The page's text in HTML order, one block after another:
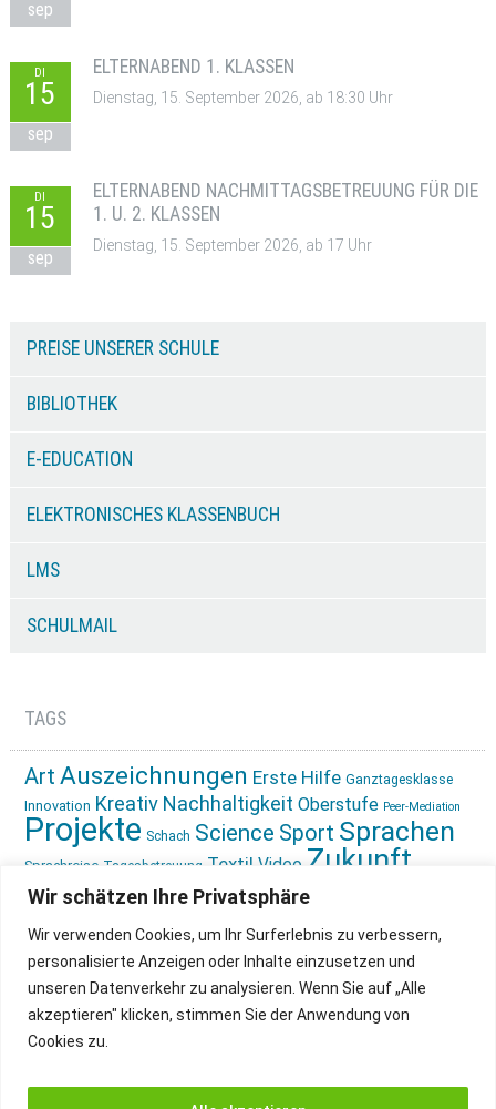
Wir schätzen Ihre Privatsphäre
Wir verwenden Cookies, um Ihr Surferlebnis zu verbessern,
personalisierte Anzeigen oder Inhalte einzusetzen und
unseren Datenverkehr zu analysieren. Wenn Sie auf „Alle
akzeptieren" klicken, stimmen Sie der Anwendung von
Cookies zu.
sep
DI
15
sep
ELTERNABEND 1. KLASSEN
Dienstag, 15. September 2026, ab 18:30 Uhr
DI
15
sep
ELTERNABEND NACHMITTAGSBETREUUNG FÜR DIE
1. U. 2. KLASSEN
Dienstag, 15. September 2026, ab 17 Uhr
PREISE UNSERER SCHULE
BIBLIOTHEK
E-EDUCATION
ELEKTRONISCHES KLASSENBUCH
LMS
SCHULMAIL
TAGS
Art Auszeichnungen Erste Hilfe Ganztagesklasse
Innovation Kreativ Nachhaltigkeit Oberstufe Peer-Mediation
Projekte Schach Science Sport Sprachen
Sprachreise Tagesbetreuung Textil Video Zukunft
gestalten Ökologie
IMPRESSUM